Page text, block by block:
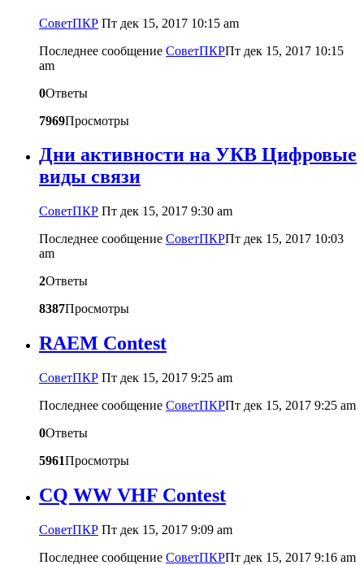
CоветПКР Пт дек 15, 2017 10:15 am
Последнее сообщение CоветПКРПт дек 15, 2017 10:15
am
0Ответы
7969Просмотры
Дни активности на УКВ Цифровые
виды связи
CоветПКР Пт дек 15, 2017 9:30 am
Последнее сообщение CоветПКРПт дек 15, 2017 10:03
am
2Ответы
8387Просмотры
RAEM Contest
CоветПКР Пт дек 15, 2017 9:25 am
Последнее сообщение CоветПКРПт дек 15, 2017 9:25 am
0Ответы
5961Просмотры
CQ WW VHF Contest
CоветПКР Пт дек 15, 2017 9:09 am
Последнее сообщение CоветПКРПт дек 15, 2017 9:16 am